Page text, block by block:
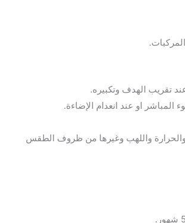
تقريب الهدف وتكبيره.
او عند انعدام الإضاءة.
والحرارة واللهب وغيرها من ظروف الطقس